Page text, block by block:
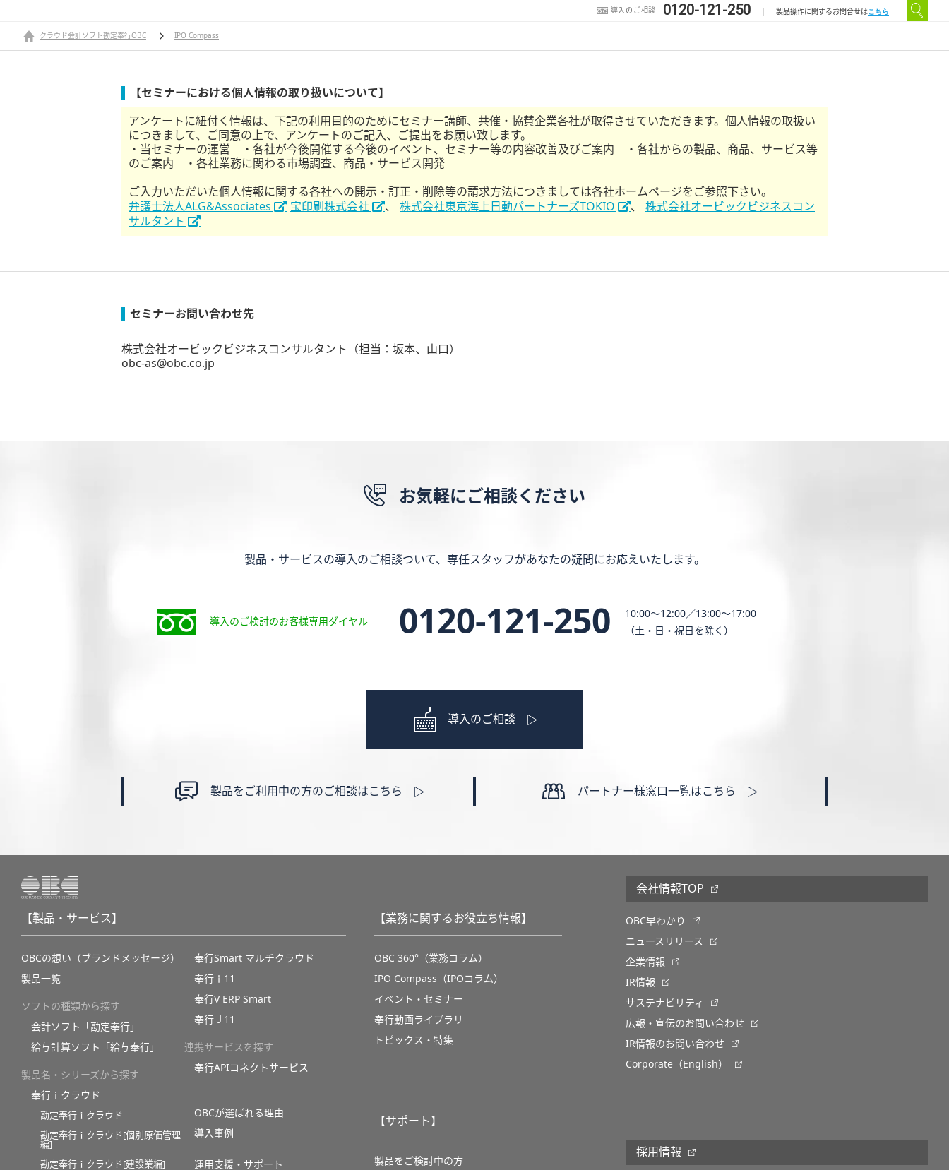
導入のご相談 0120-121-250 製品操作に関するお問合せは こちら
クラウド会計ソフト勘定奉行OBC IPO Compass
【セミナーにおける個人情報の取り扱いについて】
アンケートに紐付く情報は、下記の利用目的のためにセミナー講師、共催・協賛企業各社が取得させていただきます。個人情報の取扱い
につきまして、ご同意の上で、アンケートのご記入、ご提出をお願い致します。
・当セミナーの運営 ・各社が今後開催する今後のイベント、セミナー等の内容改善及びご案内 ・各社からの製品、商品、サービス等
のご案内 ・各社業務に関わる市場調査、商品・サービス開発
ご入力いただいた個人情報に関する各社への開示・訂正・削除等の請求方法につきましては各社ホームページをご参照下さい。
弁護士法人ALG&Associates
宝印刷株式会社 、 株式会社東京海上日動パートナーズTOKIO 、 株式会社オービックビジネスコン
サルタント
セミナーお問い合わせ先
株式会社オービックビジネスコンサルタント（担当：坂本、山口）
obc-as@obc.co.jp
お気軽にご相談ください
製品・サービスの導入のご相談ついて、専任スタッフがあなたの疑問にお応えいたします。
導入のご検討のお客様専用ダイヤル 0120-121-250
10:00〜12:00／13:00〜17:00
（土・日・祝日を除く）
導入のご相談
製品をご利用中の方のご相談はこちら パートナー様窓口一覧はこちら
【製品・サービス】
OBCの想い（ブランドメッセージ）
製品一覧
ソフトの種類から探す
会計ソフト「勘定奉行」
給与計算ソフト「給与奉行」
製品名・シリーズから探す
奉行ｉクラウド
勘定奉行ｉクラウド
勘定奉行ｉクラウド[個別原価管理
編]
勘定奉行ｉクラウド[建設業編]
奉行Smart マルチクラウド
奉行ｉ11
奉行V ERP Smart
奉行Ｊ11
連携サービスを探す
奉行APIコネクトサービス
OBCが選ばれる理由
導入事例
運用支援・サポート
【業務に関するお役立ち情報】
OBC 360°（業務コラム）
IPO Compass（IPOコラム）
イベント・セミナー
奉行動画ライブラリ
トピックス・特集
【サポート】
製品をご検討中の方
会社情報TOP
OBC早わかり
ニュースリリース
企業情報
IR情報
サステナビリティ
広報・宣伝のお問い合わせ
IR情報のお問い合わせ
Corporate（English）
採用情報